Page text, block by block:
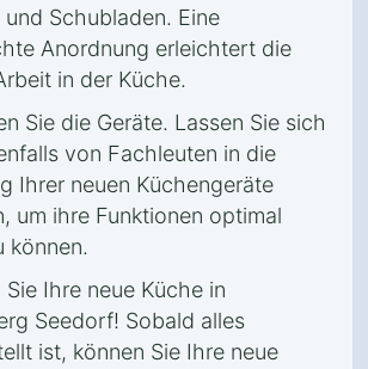
und Schubladen. Eine
Anordnung erleichtert die
in der Küche.
Sie die Geräte. Lassen Sie sich
von Fachleuten in die
Ihrer neuen Küchengeräte
um ihre Funktionen optimal
können.
Sie Ihre neue Küche in
Seedorf! Sobald alles
ist, können Sie Ihre neue